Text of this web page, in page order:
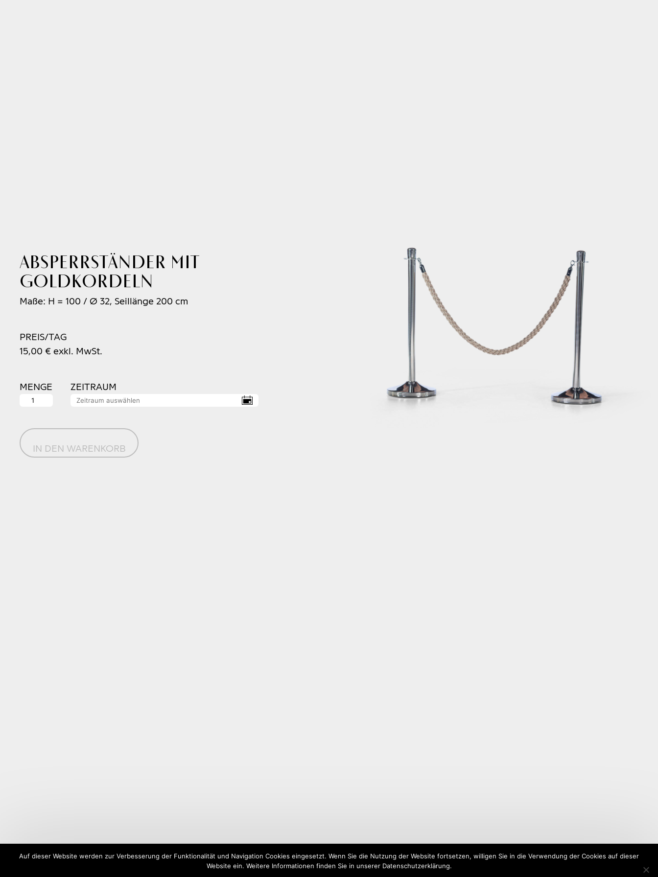
Absperrständer mit
Goldkordeln
Maße: H = 100 / Ø 32, Seillänge 200 cm
PREIS/TAG
15,00 € exkl. MwSt.
MENGE
Absperrständer
Menge
ZEITRAUM
IN DEN WARENKORB
Auf dieser Website werden zur Verbesserung der Funktionalität und Navigation Cookies eingesetzt. Wenn Sie die Nutzung der Website fortsetzen, willigen Sie in die Verwendung der Cookies auf dieser
Website ein. Weitere Informationen finden Sie in unserer Datenschutzerklärung.